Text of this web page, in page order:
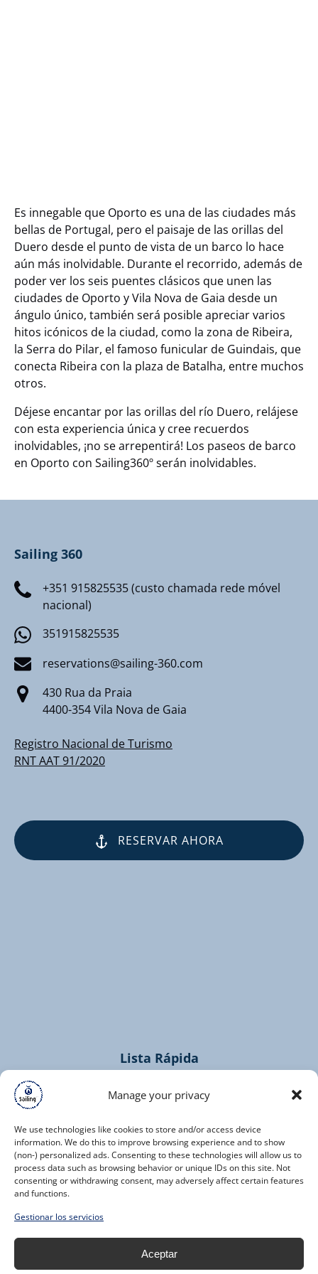
Manage your privacy
We use technologies like cookies to store and/or access device
information. We do this to improve browsing experience and to show
(non-) personalized ads. Consenting to these technologies will allow us to
process data such as browsing behavior or unique IDs on this site. Not
consenting or withdrawing consent, may adversely affect certain features
and functions.
Gestionar los servicios
Aceptar
Es innegable que Oporto es una de las ciudades más
bellas de Portugal, pero el paisaje de las orillas del
Duero desde el punto de vista de un barco lo hace
aún más inolvidable. Durante el recorrido, además de
poder ver los seis puentes clásicos que unen las
ciudades de Oporto y Vila Nova de Gaia desde un
ángulo único, también será posible apreciar varios
hitos icónicos de la ciudad, como la zona de Ribeira,
la Serra do Pilar, el famoso funicular de Guindais, que
conecta Ribeira con la plaza de Batalha, entre muchos
otros.
Déjese encantar por las orillas del río Duero, relájese
con esta experiencia única y cree recuerdos
inolvidables, ¡no se arrepentirá! Los paseos de barco
en Oporto con Sailing360º serán inolvidables.
Sailing 360
+351 915825535 (custo chamada rede móvel
nacional)
351915825535
reservations@sailing-360.com
430 Rua da Praia
4400-354 Vila Nova de Gaia
Registro Nacional de Turismo
RNT AAT 91/2020
RESERVAR AHORA
Lista Rápida
Home
Contactos
in
new
window)